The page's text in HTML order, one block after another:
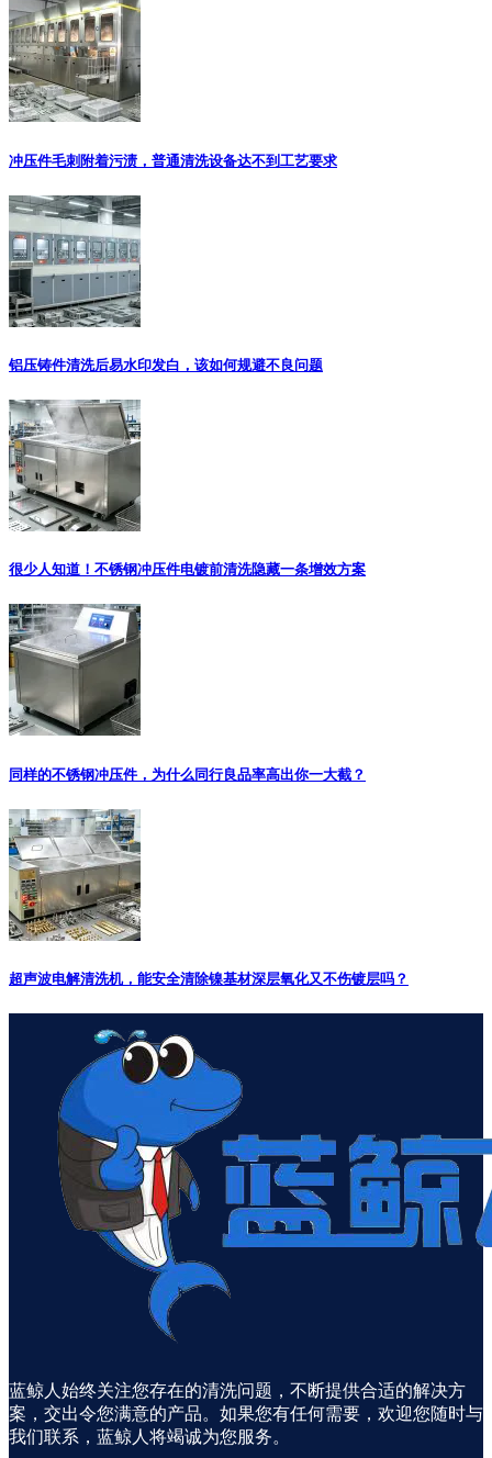
冲压件毛刺附着污渍，普通清洗设备达不到工艺要求
铝压铸件清洗后易水印发白，该如何规避不良问题
很少人知道！不锈钢冲压件电镀前清洗隐藏一条增效方案
同样的不锈钢冲压件，为什么同行良品率高出你一大截？
超声波电解清洗机，能安全清除镍基材深层氧化又不伤镀层吗？
蓝鲸人始终关注您存在的清洗问题，不断提供合适的解决方
案，交出令您满意的产品。如果您有任何需要，欢迎您随时与
我们联系，蓝鲸人将竭诚为您服务。